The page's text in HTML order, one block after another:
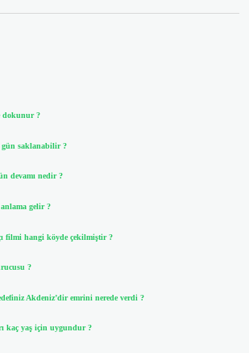
dokunur ?
gün saklanabilir ?
devamı nedir ?
gelir ?
filmi hangi köyde çekilmiştir ?
?
Akdeniz’dir emrini nerede verdi ?
kaç yaş için uygundur ?